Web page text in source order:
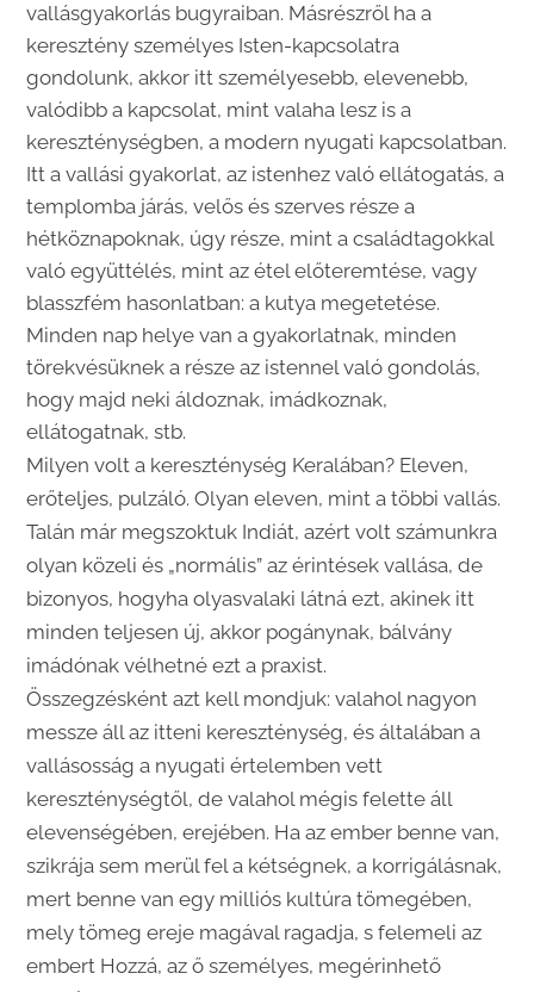
vallásgyakorlás bugyraiban. Másrészről ha a
keresztény személyes Isten-kapcsolatra
gondolunk, akkor itt személyesebb, elevenebb,
valódibb a kapcsolat, mint valaha lesz is a
kereszténységben, a modern nyugati kapcsolatban.
Itt a vallási gyakorlat, az istenhez való ellátogatás, a
templomba járás, velős és szerves része a
hétköznapoknak, úgy része, mint a családtagokkal
való együttélés, mint az étel előteremtése, vagy
blasszfém hasonlatban: a kutya megetetése.
Minden nap helye van a gyakorlatnak, minden
törekvésüknek a része az istennel való gondolás,
hogy majd neki áldoznak, imádkoznak,
ellátogatnak, stb.
Milyen volt a kereszténység Keralában? Eleven,
erőteljes, pulzáló. Olyan eleven, mint a többi vallás.
Talán már megszoktuk Indiát, azért volt számunkra
olyan közeli és „normális” az érintések vallása, de
bizonyos, hogyha olyasvalaki látná ezt, akinek itt
minden teljesen új, akkor pogánynak, bálvány
imádónak vélhetné ezt a praxist.
Összegzésként azt kell mondjuk: valahol nagyon
messze áll az itteni kereszténység, és általában a
vallásosság a nyugati értelemben vett
kereszténységtől, de valahol mégis felette áll
elevenségében, erejében. Ha az ember benne van,
szikrája sem merül fel a kétségnek, a korrigálásnak,
mert benne van egy milliós kultúra tömegében,
mely tömeg ereje magával ragadja, s felemeli az
embert Hozzá, az ő személyes, megérinhető